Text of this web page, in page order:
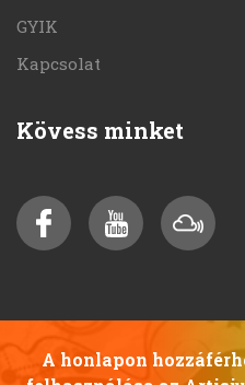
GYIK
Kapcsolat
Kövess minket
A honlapon